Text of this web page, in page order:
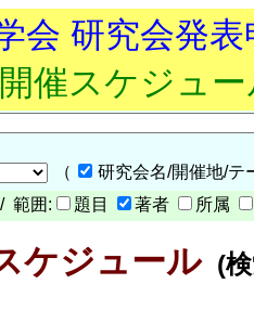
会 研究会発
催スケジュー
（
研究会名/開催地/テ
/ 範囲: 題目 著者 所属
ケジュール(検